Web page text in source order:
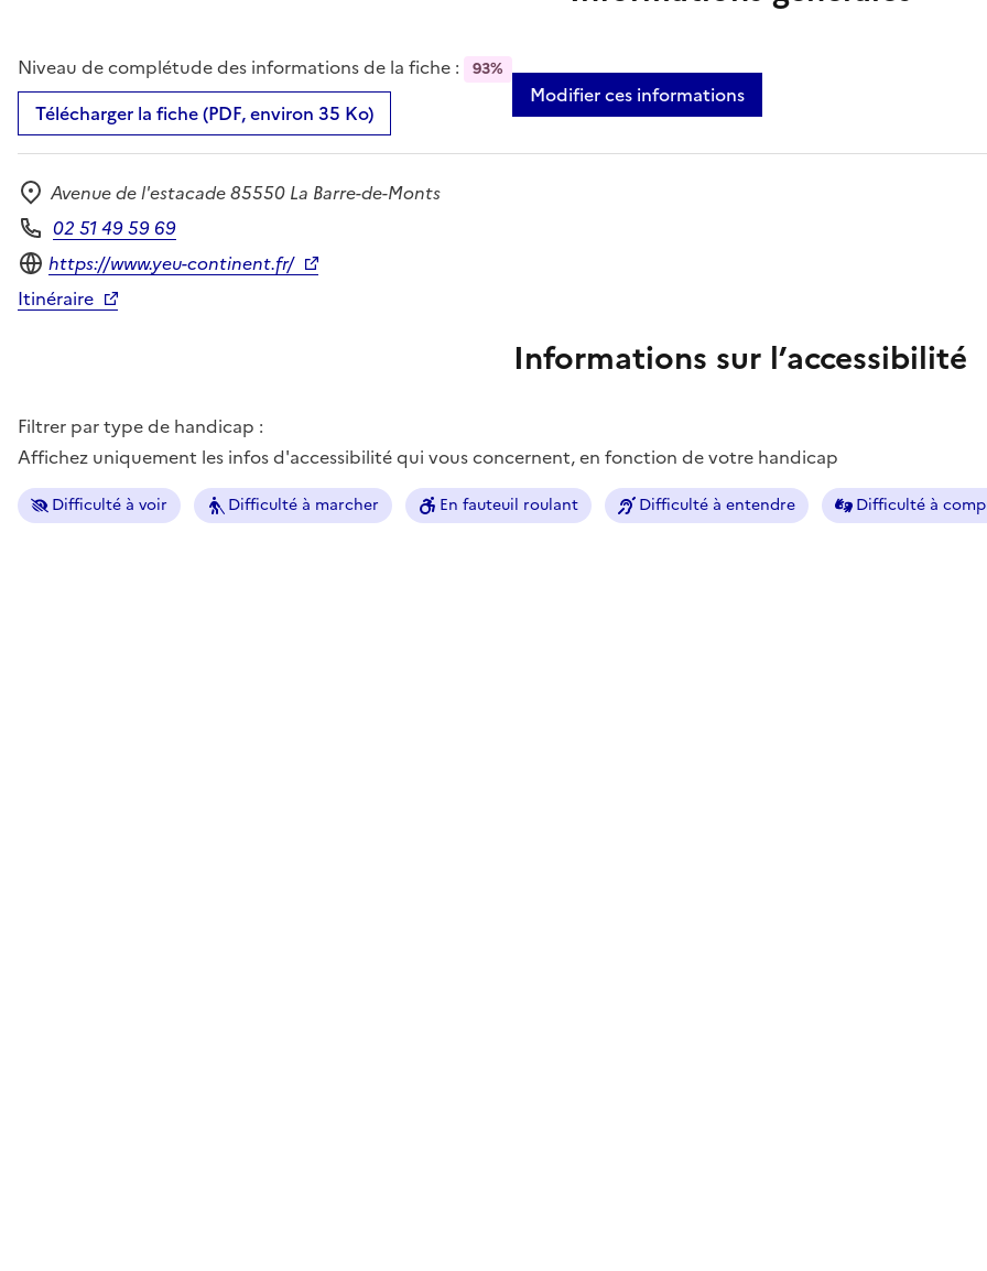
Niveau de complétude des informations de la fiche : 93%
Télécharger la fiche (PDF, environ 35 Ko)
Modifier ces informations
Adresse
Avenue de l'estacade 85550 La Barre-de-Monts
Téléphone
02 51 49 59 69
Site internet
https://www.yeu-continent.fr/
Itinéraire
Informations sur l’accessibilité
Filtrer par type de handicap :
Affichez uniquement les infos d'accessibilité qui vous concernent, en fonction de votre handicap
Difficulté à voir Difficulté à marcher En fauteuil roulant Difficulté à entendre Difficulté à